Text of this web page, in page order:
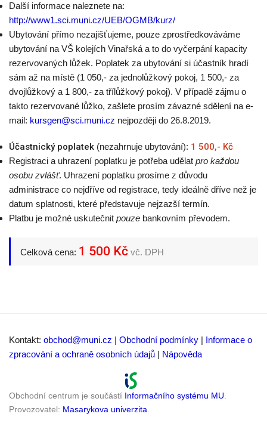
Další informace naleznete na:
http://www1.sci.muni.cz/UEB/OGMB/kurz/
Ubytování přímo nezajišťujeme, pouze zprostředkováváme
ubytování na VŠ kolejích Vinařská a to do vyčerpání kapacity
rezervovaných lůžek. Poplatek za ubytování si účastník hradí
sám až na místě (1 050,- za jednolůžkový pokoj, 1 500,- za
dvojlůžkový a 1 800,- za třílůžkový pokoj). V případě zájmu o
takto rezervované lůžko, zašlete prosím závazné sdělení na e-
mail: kursgen@sci.muni.cz nejpozději do 26.8.2019.
Účastnický poplatek (nezahrnuje ubytování): 1 500,- Kč
Registraci a uhrazení poplatku je potřeba udělat pro každou
osobu zvlášť. Uhrazení poplatku prosíme z důvodu
administrace co nejdříve od registrace, tedy ideálně dříve než je
datum splatnosti, které představuje nejzazší termín.
Platbu je možné uskutečnit pouze bankovním převodem.
Celková cena: 1 500 Kč vč. DPH
Kontakt: obchod@muni.cz | Obchodní podmínky | Informace o
zpracování a ochraně osobních údajů | Nápověda
Obchodní centrum je součástí Informačního systému MU
Provozovatel: Masarykova univerzita